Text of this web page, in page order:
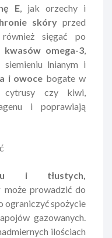
E, jak orzechy i
skóryprzed
sięgać po
kwasów omega-3,
lnianym i
i owoce bogate w
cytrusy czy kiwi,
i poprawiają
i tłustych,
może prowadzić do
ograniczyć spożycie
gazowanych.
ilościach